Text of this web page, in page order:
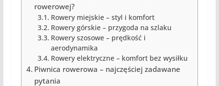
rowerowej?
Rowery miejskie – styl i komfort
Rowery górskie – przygoda na szlaku
Rowery szosowe – prędkość i
aerodynamika
Rowery elektryczne – komfort bez wysiłku
Piwnica rowerowa – najczęściej zadawane
pytania